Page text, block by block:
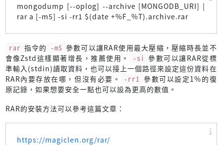
mongodump [--oplog] --archive [MONGODB_URI] |
rar a [-m5] -si -rr1 $(date +%F_%T).archive.rar
rar 指令的 -m5 參數可以讓RAR使用最大壓縮，壓縮時長並不
會像Zstd這樣顯著增長，推薦使用。
-si 參數可以讓RAR從標
準輸入(stdin)讀取資料，也可以接上一個路徑來設定這份資料在
RAR內要存放在哪，但沒有必要。
-rr1 參數可以設定1%的復
原記錄，如果想要安全一點也可以設為更高的數值。
RAR的安裝方法可以參考這篇文章：
https://magiclen.org/rar/